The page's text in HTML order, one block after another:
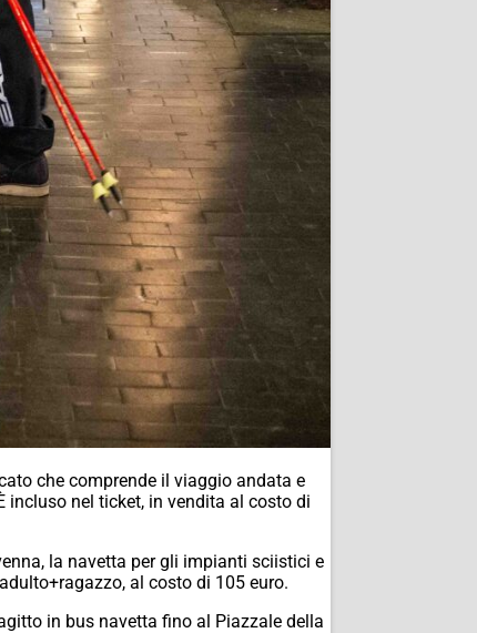
che comprende il viaggio andata e
incluso nel ticket, in vendita al costo di
la navetta per gli impianti sciistici e
al costo di 105 euro.
in bus navetta fino al Piazzale della